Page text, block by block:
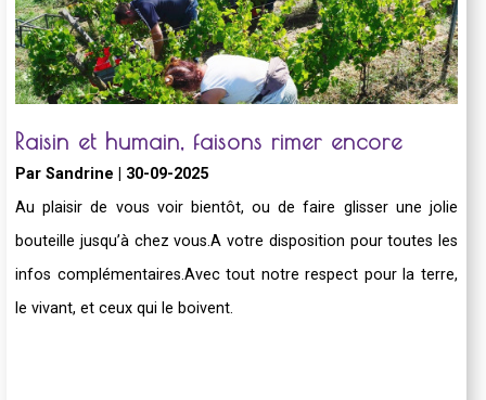
Raisin et humain, faisons rimer encore
Par Sandrine | 30-09-2025
Au plaisir de vous voir bientôt, ou de faire glisser une jolie
bouteille jusqu’à chez vous.A votre disposition pour toutes les
infos complémentaires.Avec tout notre respect pour la terre,
le vivant, et ceux qui le boivent.